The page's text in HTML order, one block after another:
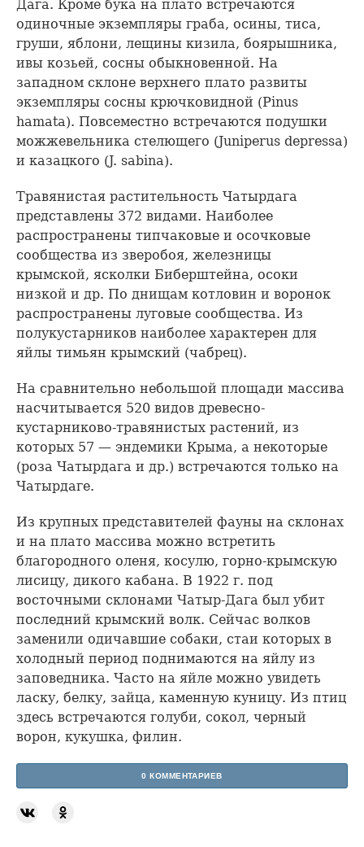
Дага. Кроме бука на плато встречаются
одиночные экземпляры граба, осины, тиса,
груши, яблони, лещины кизила, боярышника,
ивы козьей, сосны обыкновенной. На
западном склоне верхнего плато развиты
экземпляры сосны крючковидной (Pinus
hamata). Повсеместно встречаются подушки
можжевельника стелющего (Juniperus depressa)
и казацкого (J. sabina).
Травянистая растительность Чатырдага
представлены 372 видами. Наиболее
распространены типчаковые и осочковые
сообщества из зверобоя, железницы
крымской, ясколки Биберштейна, осоки
низкой и др. По днищам котловин и воронок
распространены луговые сообщества. Из
полукустарников наиболее характерен для
яйлы тимьян крымский (чабрец).
На сравнительно небольшой площади массива
насчитывается 520 видов древесно-
кустарниково-травянистых растений, из
которых 57 — эндемики Крыма, а некоторые
(роза Чатырдага и др.) встречаются только на
Чатырдаге.
Из крупных представителей фауны на склонах
и на плато массива можно встретить
благородного оленя, косулю, горно-крымскую
лисицу, дикого кабана. В 1922 г. под
восточными склонами Чатыр-Дага был убит
последний крымский волк. Сейчас волков
заменили одичавшие собаки, стаи которых в
холодный период поднимаются на яйлу из
заповедника. Часто на яйле можно увидеть
ласку, белку, зайца, каменную куницу. Из птиц
здесь встречаются голуби, сокол, черный
ворон, кукушка, филин.
0 КОММЕНТАРИЕВ